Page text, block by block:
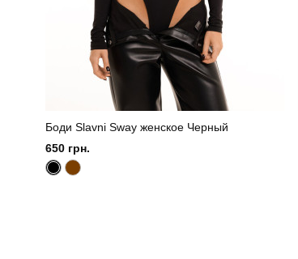
Боди Slavni Sway женское Черный
650 грн.